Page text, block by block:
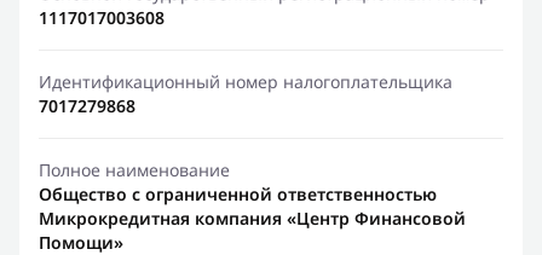
1117017003608
Идентификационный номер налогоплательщика
7017279868
Полное наименование
Общество с ограниченной ответственностью
Микрокредитная компания «Центр Финансовой
Помощи»